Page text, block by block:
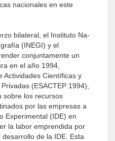
nacionales en este
bilateral, el Instituto Na­
(INEGI) y el
conjuntamente un
en el año 1994,
Actividades Científicas y
(ESACTEP 1994),
sobre los recursos
por las empresas a
Experimental (IDE) en
la labor emprendida por
de la IDE. Esta